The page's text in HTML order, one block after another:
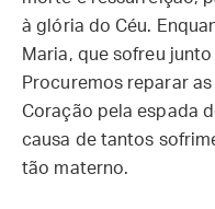
à glória do Céu.
Maria, que sofreu
Procuremos reparar
Coração pela espada
causa de tantos
tão materno.